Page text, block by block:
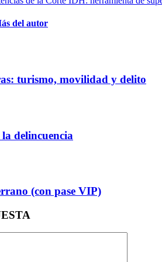
del autor
turismo, movilidad y delito
delincuencia
(con pase VIP)